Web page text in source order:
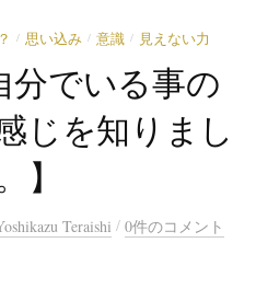
/ 思い込み / 意識 / 見えない力
分でいる事の
じを知りまし
】
Teraishi / 0件のコメント